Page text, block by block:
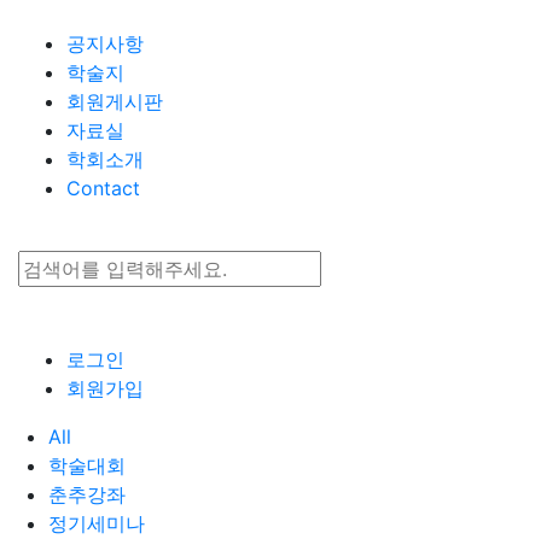
공지사항
학술지
회원게시판
자료실
학회소개
Contact
로그인
회원가입
All
학술대회
춘추강좌
정기세미나